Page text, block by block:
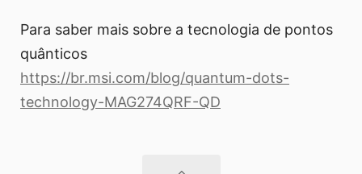
Para saber mais sobre a tecnologia de pontos
quânticos
https://br.msi.com/blog/quantum-dots-
technology-MAG274QRF-QD